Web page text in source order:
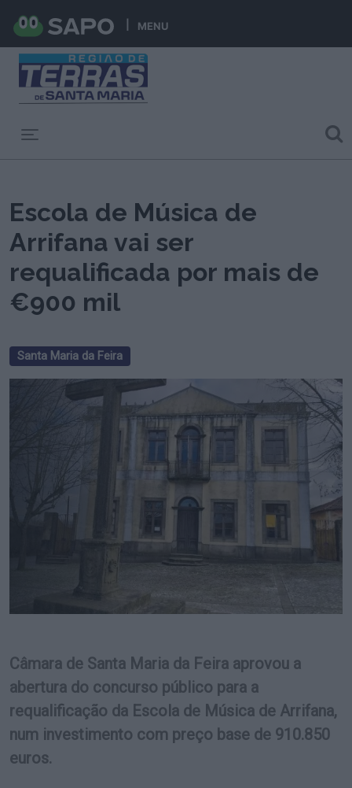
MENU
Escola de Música de
Arrifana vai ser
requalificada por mais de
€900 mil
Santa Maria da Feira
Câmara de Santa Maria da Feira aprovou a
abertura do concurso público para a
requalificação da Escola de Música de Arrifana,
num investimento com preço base de 910.850
euros.